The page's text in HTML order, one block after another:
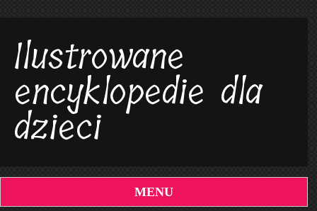
Ilustrowane
encyklopedie dla
dzieci
MENU